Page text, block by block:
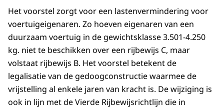
Het voorstel zorgt voor een lastenvermindering voor
voertuigeigenaren. Zo hoeven eigenaren van een
duurzaam voertuig in de gewichtsklasse 3.501-4.250
kg. niet te beschikken over een rijbewijs C, maar
volstaat rijbewijs B. Het voorstel betekent de
legalisatie van de gedoogconstructie waarmee de
vrijstelling al enkele jaren van kracht is. De wijziging is
ook in lijn met de Vierde Rijbewijsrichtlijn die in